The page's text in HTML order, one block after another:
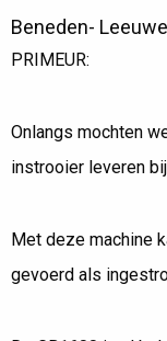
HOME
Beneden-
PRIMEUR:
Onlangs mochten
instrooier leveren
Met deze machine
gevoerd als